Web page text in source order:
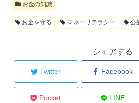
お金の知識
お金を守る マネーリテラシー 公
シェアする
Twitter Facebook
Pocket LINE